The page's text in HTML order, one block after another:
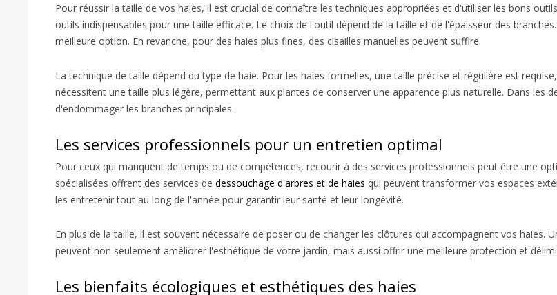
Pour réussir la taille de vos haies, il est crucial de connaître les techniques appropriées et d'utiliser les bons
outils indispensables pour une taille efficace. Le choix de l'outil dépend de la taille et de l'épaisseur des
meilleure option. En revanche, pour des haies plus fines, des cisailles manuelles peuvent suffire.
La technique de taille dépend du type de haie. Pour les haies formelles, une taille précise et régulière est
nécessitent une taille plus légère, permettant aux plantes de conserver une apparence plus naturelle. Dans les
d'endommager les branches principales.
Les services professionnels pour un entretien optimal
Pour ceux qui manquent de temps ou de compétences, recourir à des services professionnels peut être une
spécialisées offrent des services de dessouchage d'arbres et de haies qui peuvent transformer vos espaces
les entretenir tout au long de l'année pour garantir leur santé et leur longévité.
En plus de la taille, il est souvent nécessaire de poser ou de changer les clôtures qui accompagnent vos haies.
peuvent non seulement améliorer l'esthétique de votre jardin, mais aussi offrir une meilleure protection et
Les bienfaits écologiques et esthétiques des haies